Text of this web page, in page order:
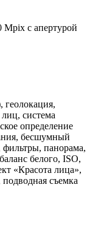
Mpix с апертурой
геолокация,
система
определение
бесшумный
фильтры, панорама,
белого, ISO,
«Красота лица»,
съемка